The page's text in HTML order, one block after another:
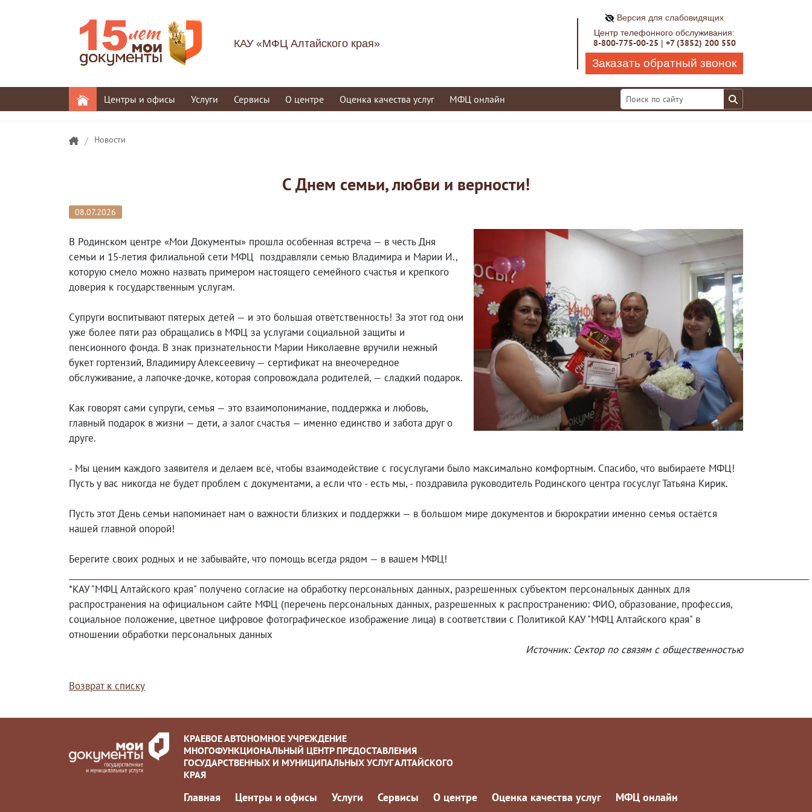
КАУ «МФЦ Алтайского края»
Версия для слабовидящих
Центр телефонного обслуживания:
8-800-775-00-25 | +7 (3852) 200 550
Заказать обратный звонок
Центры и офисы Услуги Сервисы О центре Оценка качества услуг МФЦ онлайн
/ Новости
С Днем семьи, любви и верности!
08.07.2026
В Родинском центре «Мои Документы» прошла особенная встреча — в честь Дня
семьи и 15-летия филиальной сети МФЦ поздравляли семью Владимира и Марии И.,
которую смело можно назвать примером настоящего семейного счастья и крепкого
доверия к государственным услугам.
Супруги воспитывают пятерых детей — и это большая ответственность! За этот год они
уже более пяти раз обращались в МФЦ за услугами социальной защиты и
пенсионного фонда. В знак признательности Марии Николаевне вручили нежный
букет гортензий, Владимиру Алексеевичу — сертификат на внеочередное
обслуживание, а лапочке-дочке, которая сопровождала родителей, — сладкий подарок.
Как говорят сами супруги, семья — это взаимопонимание, поддержка и любовь,
главный подарок в жизни — дети, а залог счастья — именно единство и забота друг о
друге.
- Мы ценим каждого заявителя и делаем всё, чтобы взаимодействие с госуслугами было максимально комфортным. Спасибо, что выбираете МФЦ!
Пусть у вас никогда не будет проблем с документами, а если что - есть мы, - поздравила руководитель Родинского центра госуслуг Татьяна Кирик.
Пусть этот День семьи напоминает нам о важности близких и поддержки — в большом мире документов и бюрократии именно семья остаётся
нашей главной опорой!
Берегите своих родных и не забывайте, что помощь всегда рядом — в вашем МФЦ!
*КАУ "МФЦ Алтайского края" получено согласие на обработку персональных данных, разрешенных субъектом персональных данных для
распространения на официальном сайте МФЦ (перечень персональных данных, разрешенных к распространению: ФИО, образование, профессия,
социальное положение, цветное цифровое фотографическое изображение лица) в соответствии с Политикой КАУ "МФЦ Алтайского края" в
отношении обработки персональных данных
Источник: Сектор по связям с общественностью
Возврат к списку
КРАЕВОЕ АВТОНОМНОЕ УЧРЕЖДЕНИЕ
МНОГОФУНКЦИОНАЛЬНЫЙ ЦЕНТР ПРЕДОСТАВЛЕНИЯ
ГОСУДАРСТВЕННЫХ И МУНИЦИПАЛЬНЫХ УСЛУГ АЛТАЙСКОГО
КРАЯ
Главная Центры и офисы Услуги Сервисы О центре Оценка качества услуг МФЦ онлайн